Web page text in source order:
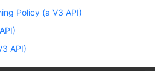
Policy (a V3 API)
API)